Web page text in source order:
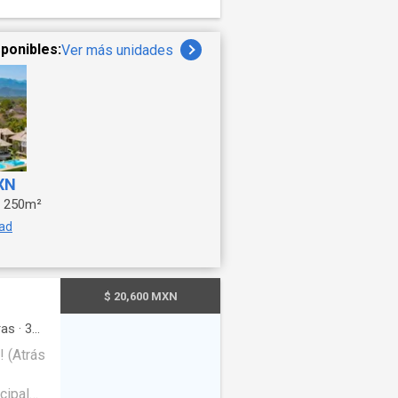
Ver más unidades
250m²
· 3
(Atrás
$ 20,600 MXN